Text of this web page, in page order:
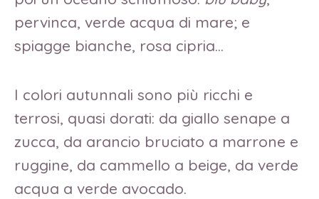
pervinca, verde acqua di mare; e
spiagge bianche, rosa cipria…
I colori autunnali sono più ricchi e
terrosi, quasi dorati: da giallo senape a
zucca, da arancio bruciato a marrone e
ruggine, da cammello a beige, da verde
acqua a verde avocado.